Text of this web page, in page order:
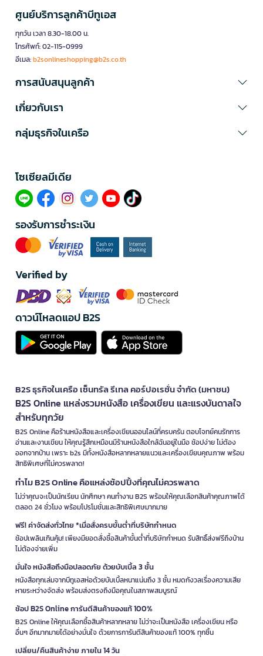
ศูนย์บริการลูกค้าบีทูเอส
ทุกวัน เวลา 8.30-18.00 น.
โทรศัพท์: 02-115-0999
อีเมล:b2sonlineshopping@b2s.co.th
การสนับสนุนลูกค้า
เกี่ยวกับเรา
กลุ่มธุรกิจในเครือ
โซเซียลมีเดีย​
รองรับการชำระเงิน
Verified by
ดาวน์โหลดแอป B2S
B2S ธุรกิจในเครือ เซ็นทรัล รีเทล คอร์ปอเรชั่น จำกัด (มหาชน)
B2S Online แหล่งรวมหนังสือ เครื่องเขียน และแรงบันดาลใจ
สำหรับทุกวัย
B2S Online คือร้านหนังสือและเครื่องเขียนออนไลน์ที่ครบครัน ตอบโจทย์คนรักการ
อ่านและงานเขียน ให้คุณรู้สึกเหมือนมีร้านหนังสือใกล้ฉันอยู่ในมือ ช้อปง่าย ไม่ต้อง
ออกจากบ้าน เพราะ b2s มีทั้งหนังสือหลากหลายแนวและเครื่องเขียนคุณภาพ พร้อม
สิทธิพิเศษที่ไม่ควรพลาด!
ทำไม B2S Online คือแหล่งช้อปปิ้งที่คุณไม่ควรพลาด
ไม่ว่าคุณจะเป็นนักเรียน นักศึกษา คนทำงาน B2S พร้อมให้คุณเลือกสินค้าคุณภาพได้
ตลอด 24 ชั่วโมง พร้อมโปรโมชั่นและสิทธิพิเศษมากมาย
ฟรี! ค่าจัดส่งทั่วไทย *เมื่อสั่งครบขั้นต่ำที่บริษัทกำหนด
ช้อปเพลินเกินคุ้ม! เพียงมียอดสั่งซื้อสินค้าขั้นต่ำที่บริษัทกำหนด รับสิทธิ์ส่งฟรีถึงบ้าน
ไม่ต้องจ่ายเพิ่ม
มั่นใจ หนังสือถึงมือปลอดภัย ด้วยบับเบิ้ล 3 ชั้น
หนังสือทุกเล่มจากบีทูเอสห่อด้วยบับเบิ้ลหนาแน่นถึง 3 ชั้น หมดกังวลเรื่องความเสีย
หายระหว่างจัดส่ง พร้อมส่งตรงถึงมือคุณในสภาพสมบูรณ์
ช้อป B2S Online การันตีสินค้าของแท้ 100%
B2S Online ให้คุณเลือกซื้อสินค้าหลากหลาย ไม่ว่าจะเป็นหนังสือ เครื่องเขียน หรือ
อื่นๆ อีกมากมายได้อย่างมั่นใจ ด้วยการการันตีสินค้าของแท้ 100% ทุกชิ้น
เปลี่ยน/คืนสินค้าง่าย ภายใน 14 วัน